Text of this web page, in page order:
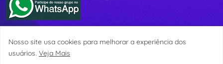
Site administrado e atualizado diariamente por Adenilton Pereira e
Nosso site usa cookies para melhorar a experiência dos
usuários. Veja Mais